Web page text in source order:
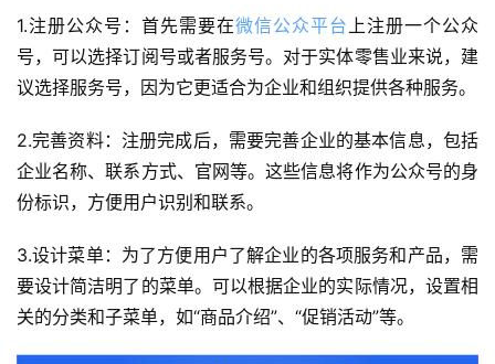
1.注册公众号：首先需要在微信公众平台上注册一个公众
号，可以选择订阅号或者服务号。对于实体零售业来说，建
议选择服务号，因为它更适合为企业和组织提供各种服务。
2.完善资料：注册完成后，需要完善企业的基本信息，包括
企业名称、联系方式、官网等。这些信息将作为公众号的身
份标识，方便用户识别和联系。
3.设计菜单：为了方便用户了解企业的各项服务和产品，需
要设计简洁明了的菜单。可以根据企业的实际情况，设置相
关的分类和子菜单，如“商品介绍”、“促销活动”等。